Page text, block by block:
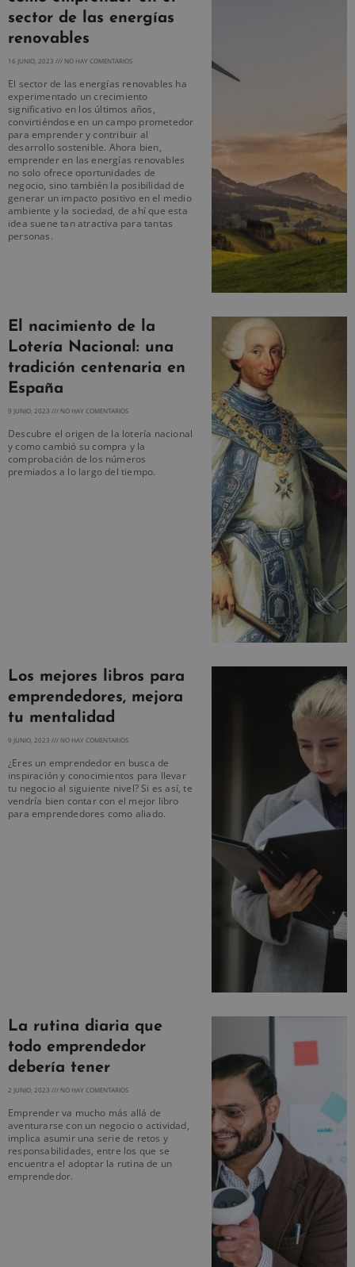
sector de las energías
renovables
16 JUNIO, 2023 NO HAY COMENTARIOS
El sector de las energías renovables ha
experimentado un crecimiento
significativo en los últimos años,
convirtiéndose en un campo prometedor
para emprender y contribuir al
desarrollo sostenible. Ahora bien,
emprender en las energías renovables
no solo ofrece oportunidades de
negocio, sino también la posibilidad de
generar un impacto positivo en el medio
ambiente y la sociedad, de ahí que esta
idea suene tan atractiva para tantas
personas.
El nacimiento de la
Lotería Nacional: una
tradición centenaria en
España
9 JUNIO, 2023 NO HAY COMENTARIOS
Descubre el origen de la lotería nacional
y como cambió su compra y la
comprobación de los números
premiados a lo largo del tiempo.
Los mejores libros para
emprendedores, mejora
tu mentalidad
9 JUNIO, 2023 NO HAY COMENTARIOS
¿Eres un emprendedor en busca de
inspiración y conocimientos para llevar
tu negocio al siguiente nivel? Si es así, te
vendría bien contar con el mejor libro
para emprendedores como aliado.
La rutina diaria que
todo emprendedor
debería tener
2 JUNIO, 2023 NO HAY COMENTARIOS
Emprender va mucho más allá de
aventurarse con un negocio o actividad,
implica asumir una serie de retos y
responsabilidades, entre los que se
encuentra el adoptar la rutina de un
emprendedor.